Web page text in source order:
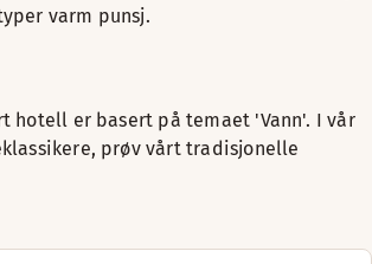
varm punsj.
hotell er basert på temaet 'Vann'. I vår
prøv vårt tradisjonelle